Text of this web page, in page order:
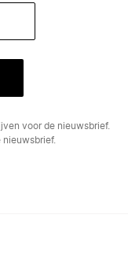
voor de nieuwsbrief.